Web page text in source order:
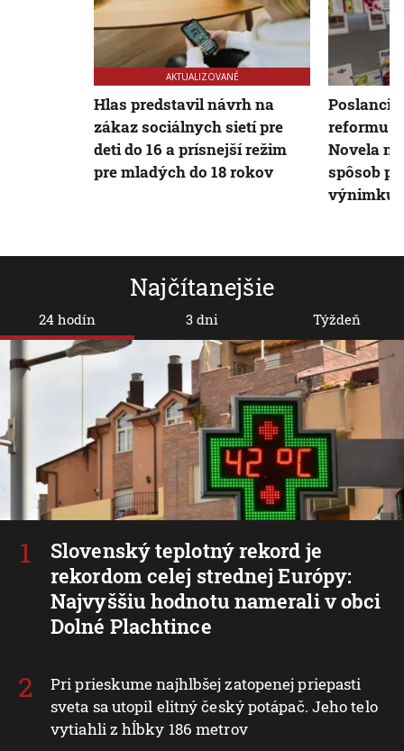
Najčítanejšie
24 hodín
Slovenský teplotný rekord je
rekordom celej strednej Európy:
Najvyššiu hodnotu namerali v obci
Dolné Plachtince
Pri prieskume najhlbšej zatopenej priepasti
sveta sa utopil elitný český potápač. Jeho telo
vytiahli z hĺbky 186 metrov
3 dni Týždeň
AKTUALIZOVANÉ
Hlas predstavil návrh na
zákaz sociálnych sietí pre
deti do 16 a prísnejší režim
pre mladých do 18 rokov
Poslanci
reformu
Novela
spôsob
výnimku